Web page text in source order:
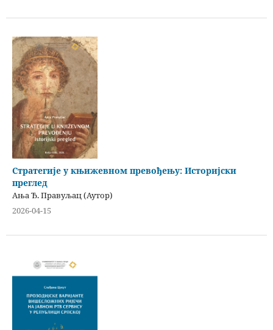
Стратегије у књижевном превођењу: Историјски
преглед
Ања Ђ. Правуљац (Аутор)
2026-04-15